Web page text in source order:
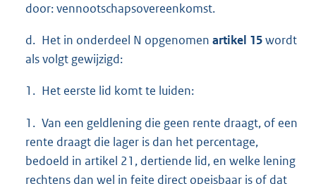
door: vennootschapsovereenkomst.
d. Het in onderdeel N opgenomen artikel 15wordt
als volgt gewijzigd:
1. Het eerste lid komt te luiden:
1. Van een geldlening die geen rente draagt, of een
rente draagt die lager is dan het percentage,
bedoeld in artikel 21, dertiende lid, en welke lening
rechtens dan wel in feite direct opeisbaar is of dat